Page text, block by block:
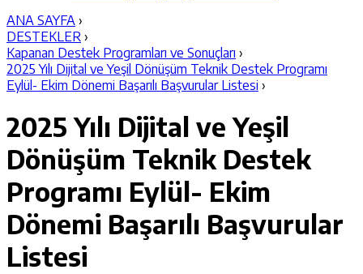
ANA SAYFA ›
DESTEKLER ›
Kapanan Destek Programları ve Sonuçları ›
2025 Yılı Dijital ve Yeşil Dönüşüm Teknik Destek Programı
Eylül- Ekim Dönemi Başarılı Başvurular Listesi ›
2025 Yılı Dijital ve Yeşil
Dönüşüm Teknik Destek
Programı Eylül- Ekim
Dönemi Başarılı Başvurular
Listesi